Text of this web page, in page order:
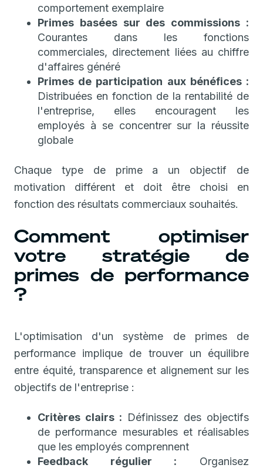
comportement exemplaire
Primes basées sur des commissions :
Courantes dans les fonctions
commerciales, directement liées au chiffre
d'affaires généré
Primes de participation aux bénéfices :
Distribuées en fonction de la rentabilité de
l'entreprise, elles encouragent les
employés à se concentrer sur la réussite
globale
Chaque type de prime a un objectif de
motivation différent et doit être choisi en
fonction des résultats commerciaux souhaités.
Comment optimiser
votre stratégie de
primes de performance
?
L'optimisation d'un système de primes de
performance implique de trouver un équilibre
entre équité, transparence et alignement sur les
objectifs de l'entreprise :
Critères clairs : Définissez des objectifs
de performance mesurables et réalisables
que les employés comprennent
Feedback régulier : Organisez